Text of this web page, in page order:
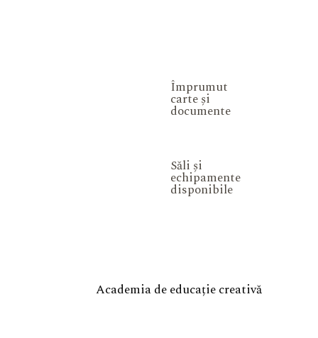
Împrumut
carte și
documente
Săli și
echipamente
disponibile
Academia de educație creativă